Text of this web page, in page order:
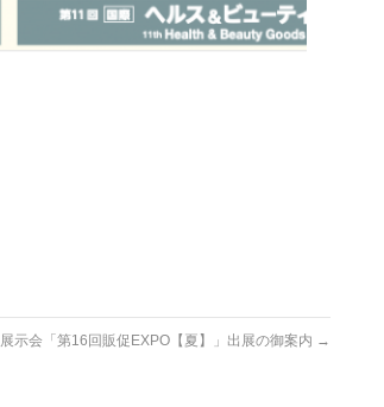
展示会「第16回販促EXPO【夏】」出展の御案内 →